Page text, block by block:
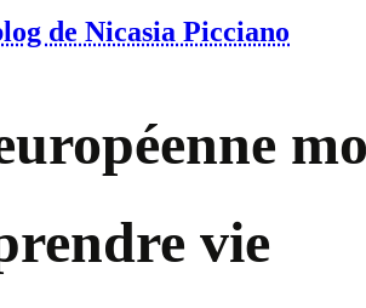
de Nicasia Picciano
vie